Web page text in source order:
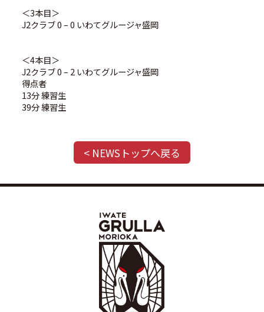
＜3本目＞
J2クラブ 0 – 0 いわてグルージャ盛岡
＜4本目＞
J2クラブ 0 – 2 いわてグルージャ盛岡
得点者
13分 練習生
39分 練習生
< NEWSトップへ戻る